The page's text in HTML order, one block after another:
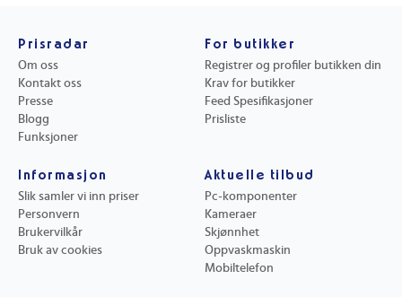
Prisradar
Om oss
Kontakt oss
Presse
Blogg
Funksjoner
For butikker
Registrer og profiler butikken din
Krav for butikker
Feed Spesifikasjoner
Prisliste
Informasjon
Slik samler vi inn priser
Personvern
Brukervilkår
Bruk av cookies
Aktuelle tilbud
Pc-komponenter
Kameraer
Skjønnhet
Oppvaskmaskin
Mobiltelefon